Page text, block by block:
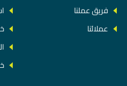
فريق عملنا
عملائنا